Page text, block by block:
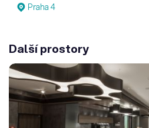
Praha 4
Další prostory